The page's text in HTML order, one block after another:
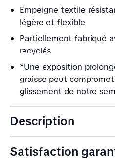
Empeigne textile
légère et flexible
Partiellement fabriqué
recyclés
*Une exposition
graisse peut
glissement de notre
Description
Satisfaction